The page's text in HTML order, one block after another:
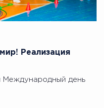
Реализация
Международный день